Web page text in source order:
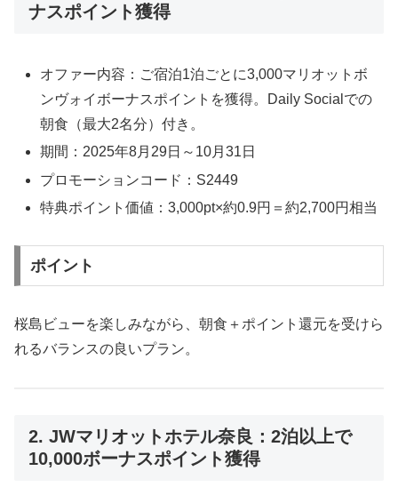
ナスポイント獲得
オファー内容：ご宿泊1泊ごとに3,000マリオットボ
ンヴォイボーナスポイントを獲得。Daily Socialでの
朝食（最大2名分）付き。
期間：2025年8月29日～10月31日
プロモーションコード：S2449
特典ポイント価値：3,000pt×約0.9円＝約2,700円相当
ポイント
桜島ビューを楽しみながら、朝食＋ポイント還元を受けら
れるバランスの良いプラン。
2. JWマリオットホテル奈良：2泊以上で
10,000ボーナスポイント獲得